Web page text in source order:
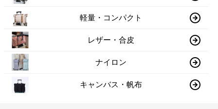
軽量・コンパクト
レザー・合皮
ナイロン
キャンバス・帆布